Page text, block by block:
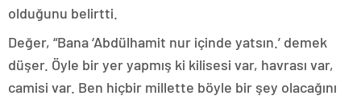
olduğunu belirtti.
Değer, “Bana ‘Abdülhamit nur içinde yatsın.’ demek
düşer. Öyle bir yer yapmış ki kilisesi var, havrası var,
camisi var. Ben hiçbir millette böyle bir şey olacağını